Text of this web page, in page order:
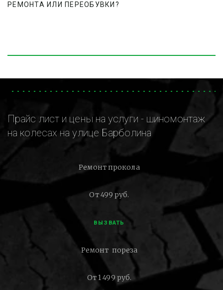
РЕМОНТА ИЛИ ПЕРЕОБУВКИ?
Прайс лист и цены на услуги - шиномонтаж
на колесах на улице Барболина
Ремонт прокола
От 499 руб.
ВЫЗВАТЬ
Ремонт пореза
От 1 499 руб.